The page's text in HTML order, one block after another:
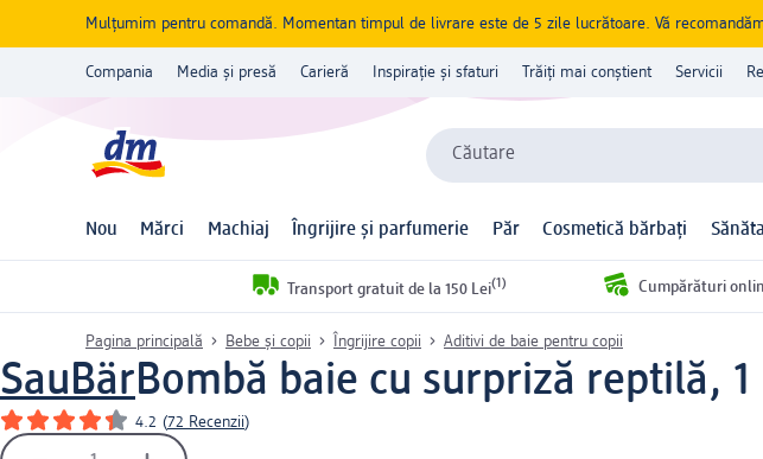
Mulțumim pentru comandă. Momentan timpul de livrare este de 5 zile lucrătoare. Vă
Compania Media și presă Carieră Inspirație și sfaturi Trăiți mai conștient Servicii
Căutare
Nou Mărci Machiaj Îngrijire și parfumerie Păr Cosmetică bărbați
Transport gratuit de la 150 Lei(1) Cumpărături
Pagina principală Bebe și copii Îngrijire copii Aditivi de baie pentru copii
SauBärBombă baie cu surpriză reptilă, 1
4.2 (72 Recenzii)